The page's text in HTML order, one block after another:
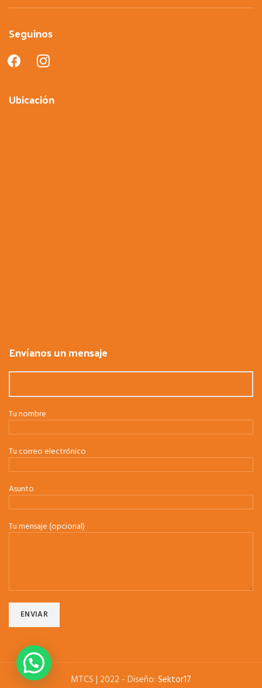
Seguinos
facebookinstagram
Ubicación
Envíanos un mensaje
Tu nombre
Tu correo electrónico
Asunto
Tu mensaje (opcional)
MTCS | 2022 - Diseño: Sektor17